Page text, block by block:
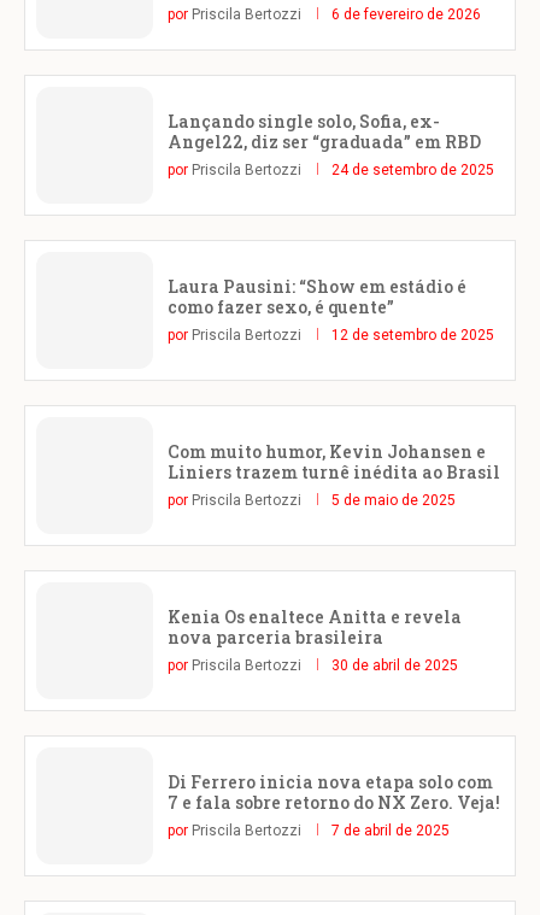
por Priscila Bertozzi 6 de fevereiro de 2026
Lançando single solo, Sofia, ex-
Angel22, diz ser “graduada” em RBD
por Priscila Bertozzi 24 de setembro de 2025
Laura Pausini: “Show em estádio é
como fazer sexo, é quente”
por Priscila Bertozzi 12 de setembro de 2025
Com muito humor, Kevin Johansen e
Liniers trazem turnê inédita ao Brasil
por Priscila Bertozzi 5 de maio de 2025
Kenia Os enaltece Anitta e revela
nova parceria brasileira
por Priscila Bertozzi 30 de abril de 2025
Di Ferrero inicia nova etapa solo com
7 e fala sobre retorno do NX Zero. Veja!
por Priscila Bertozzi 7 de abril de 2025